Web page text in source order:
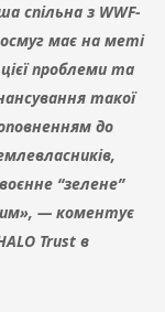
спільна з WWF-
має на меті
проблеми та
такої
до
“зелене”
— коментує
Trust в